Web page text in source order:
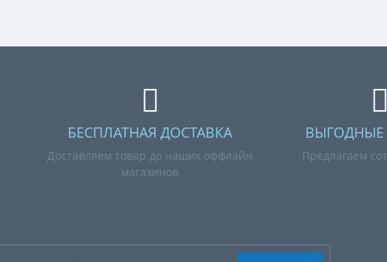
БЕСПЛАТНАЯ ДОСТАВКА
Доставляем товар до наших оффлайн
магазинов
Предлагаем